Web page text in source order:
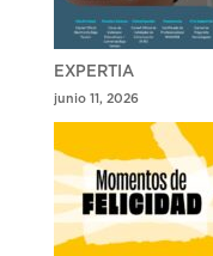
EXPERTIA
junio 11, 2026